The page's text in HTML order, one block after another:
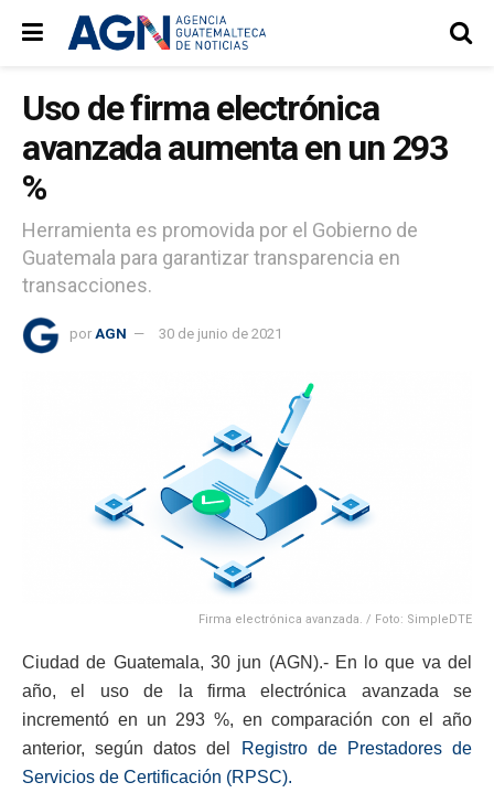
Uso de firma electrónica
avanzada aumenta en un 293
%
Herramienta es promovida por el Gobierno de
Guatemala para garantizar transparencia en
transacciones.
por AGN 30 de junio de 2021
Firma electrónica avanzada. / Foto: SimpleDTE
Ciudad de Guatemala, 30 jun (AGN).- En lo que va del
año, el uso de la firma electrónica avanzada se
incrementó en un 293 %, en comparación con el año
anterior, según datos del
Registro de Prestadores de
Servicios de Certificación (RPSC).